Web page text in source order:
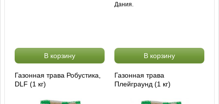
В корзину
Дания.
В корзину
Газонная трава Робустика,
DLF (1 кг)
Газонная трава
Плейграунд (1 кг)